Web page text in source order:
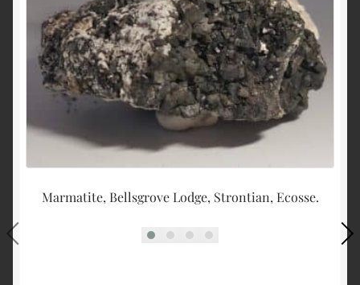
Marmatite, Bellsgrove Lodge, Strontian, Ecosse.